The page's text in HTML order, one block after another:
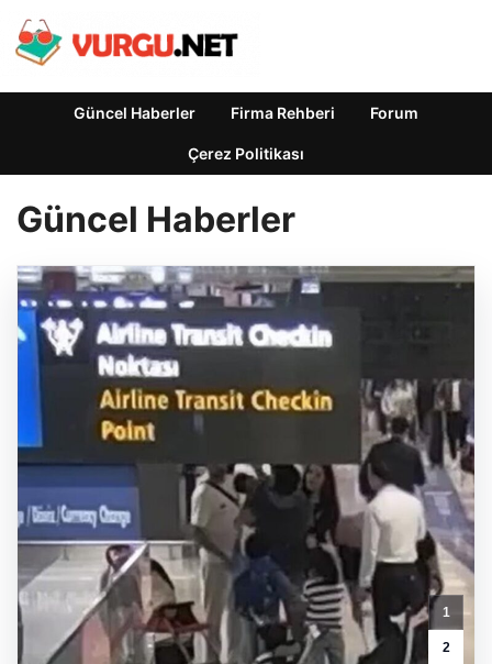
Güncel Haberler Firma Rehberi Forum
Çerez Politikası
Güncel Haberler
1
2